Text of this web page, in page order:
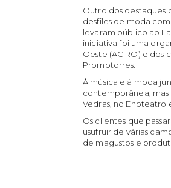
Outro dos destaques
desfiles de moda
levaram público ao
iniciativa foi uma
Oeste (ACIRO) e dos
Promotorres.
À música e à moda
contemporânea, mas
Vedras, no Enoteatro
Os clientes que
usufruir de várias
de magustos e